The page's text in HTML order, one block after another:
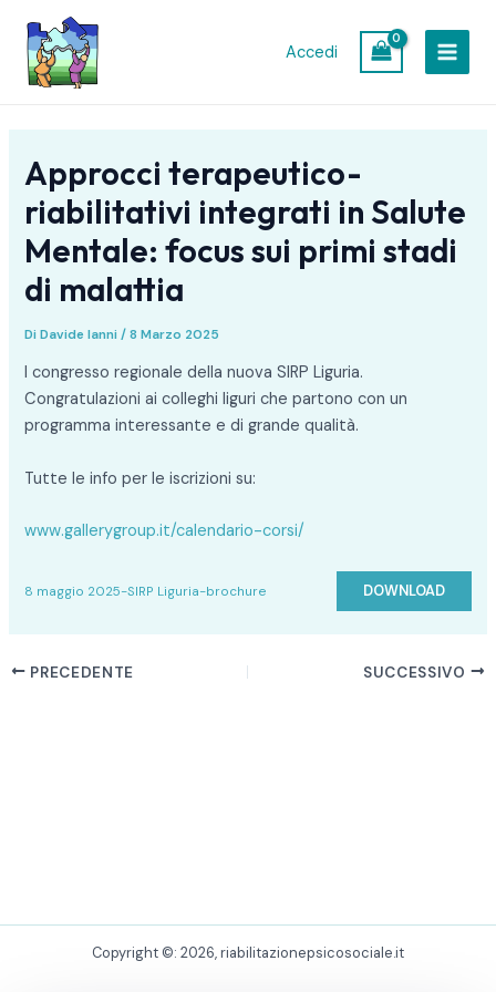
contenuto
Accedi
Approcci terapeutico-
riabilitativi integrati in Salute
Mentale: focus sui primi stadi
di malattia
DiDavide Ianni/8 Marzo 2025
I congresso regionale della nuova SIRP Liguria.
Congratulazioni ai colleghi liguri che partono con un
programma interessante e di grande qualità.
Tutte le info per le iscrizioni su:
www.gallerygroup.it/calendario-corsi/
8 maggio 2025-SIRP Liguria-brochure DOWNLOAD
Navigazione
articoli
PRECEDENTE SUCCESSIVO
Copyright ©: 2026, riabilitazionepsicosociale.it